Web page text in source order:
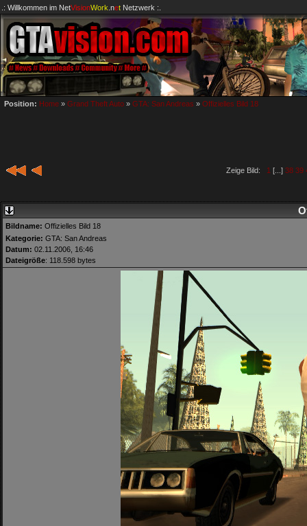
.: Willkommen im NetVisionWork .netNetzwerk :.
Position: Home » Grand Theft Auto » GTA: San Andreas » Offizielles Bild 18
Zeige Bild: 1 [...] 38 39
Bildname: Offizielles Bild 18
Kategorie: GTA: San Andreas
Datum: 02.11.2006, 16:46
Dateigröße: 118.598 bytes